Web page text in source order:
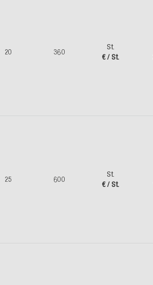
20 360
St.
€ / St.
25 600
St.
€ / St.